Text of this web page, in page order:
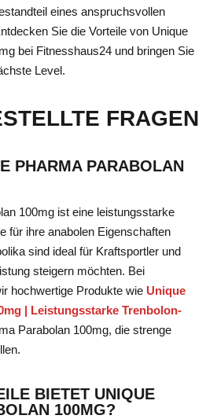
eines anspruchsvollen
Sie die Vorteile von Unique
bei Fitnesshaus24 und bringen Sie
Level.
FRAGEN
PHARMA PARABOLAN
100mg ist eine leistungsstarke
für ihre anabolen Eigenschaften
sind ideal für Kraftsportler und
steigern möchten. Bei
hochwertige Produkte wie Unique
| Leistungsstarke Trenbolon-
Parabolan 100mg, die strenge
BIETET UNIQUE
100MG?